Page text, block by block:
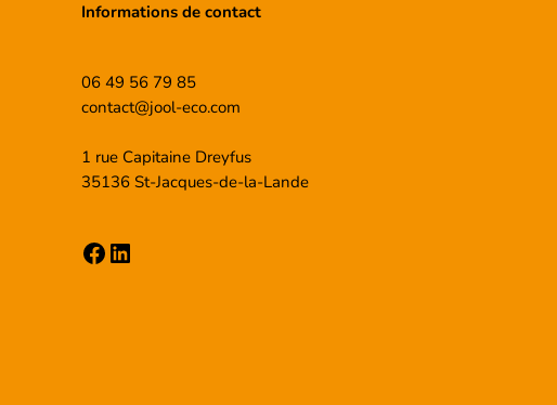
Informations de contact
06 49 56 79 85
contact@jool-eco.com
1 rue Capitaine Dreyfus
35136 St-Jacques-de-la-Lande